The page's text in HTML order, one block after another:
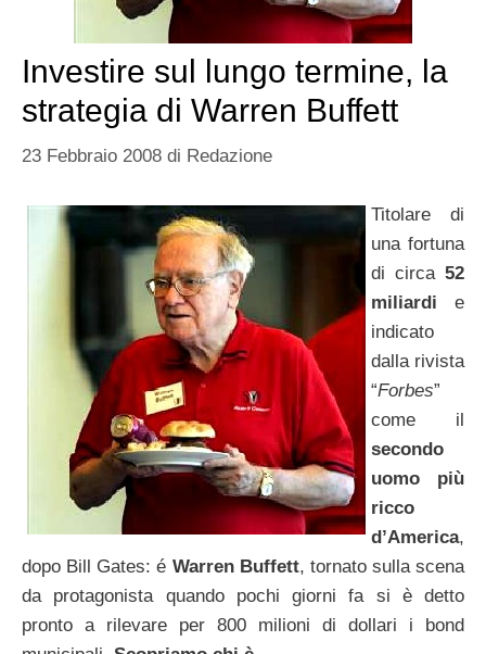
Investire sul lungo termine, la
strategia di Warren Buffett
23 Febbraio 2008 di Redazione
Titolare di
una fortuna
di circa 52
miliardi e
indicato
dalla rivista
“Forbes”
come il
secondo
uomo più
ricco
d’America,
dopo Bill Gates: é Warren Buffett, tornato sulla scena
da protagonista quando pochi giorni fa si è detto
pronto a rilevare per 800 milioni di dollari i bond